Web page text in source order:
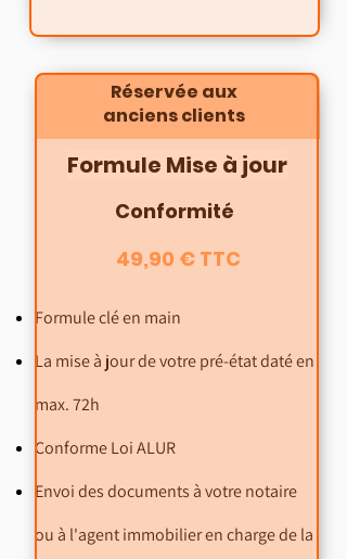
Réservée aux
anciens clients
Formule Mise à jour
Conformité
49,90 € TTC
Formule clé en main
La mise à jour de votre pré-état daté en
max. 72h
Conforme Loi ALUR
Envoi des documents à votre notaire
ou à l'agent immobilier en charge de la